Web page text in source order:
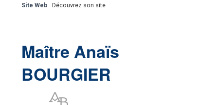
Site Web Découvrez son site
Maître Anaïs
BOURGIER